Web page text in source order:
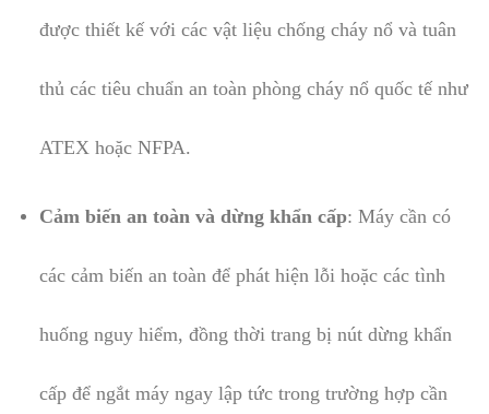
được thiết kế với các vật liệu chống cháy nổ và tuân
thủ các tiêu chuẩn an toàn phòng cháy nổ quốc tế như
ATEX hoặc NFPA.
Cảm biến an toàn và dừng khẩn cấp: Máy cần có
các cảm biến an toàn để phát hiện lỗi hoặc các tình
huống nguy hiểm, đồng thời trang bị nút dừng khẩn
cấp để ngắt máy ngay lập tức trong trường hợp cần